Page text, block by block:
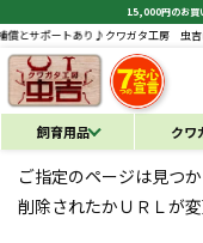
15,000円のお買
サポートあり♪クワガタ工房 虫吉(む
飼育用品 クワ
ご指定のページは見つか
削除されたかＵＲＬが